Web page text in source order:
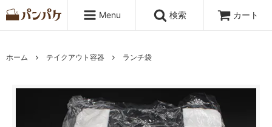
Menu 検索 カート
ホーム テイクアウト容器 ランチ袋